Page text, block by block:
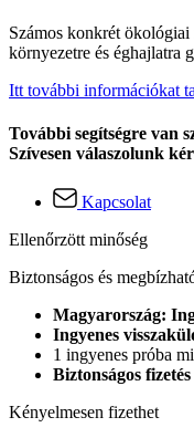
Számos konkrét
környezetre és éghajlatra
Itt további információkat
További segítségre van
Szívesen válaszolunk
Kapcsolat
Ellenőrzött minőség
Biztonságos és
Magyarország:
Ingyenes
1 ingyenes próba
Biztonságos fizetés
Kényelmesen fizethet